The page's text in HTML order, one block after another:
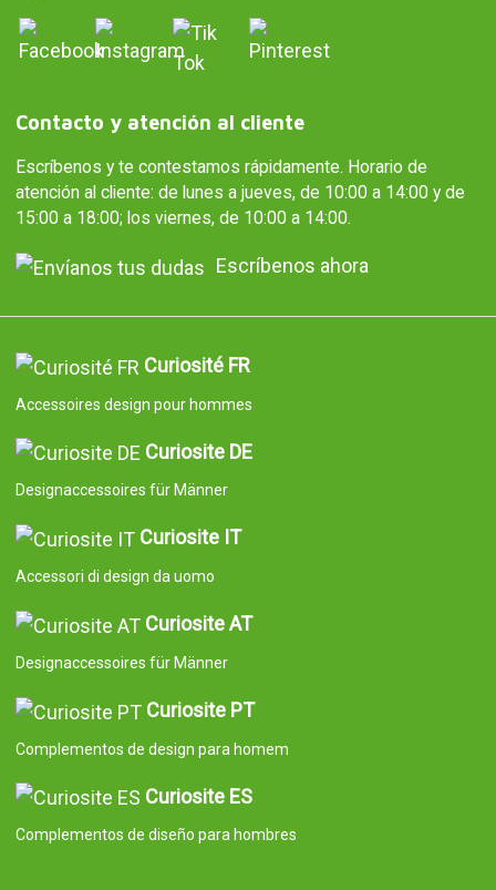
Contacto y atención al cliente
Escríbenos y te contestamos rápidamente. Horario de
atención al cliente: de lunes a jueves, de 10:00 a 14:00 y de
15:00 a 18:00; los viernes, de 10:00 a 14:00.
Escríbenos ahora
Curiosité FR
Accessoires design pour hommes
Curiosite DE
Designaccessoires für Männer
Curiosite IT
Accessori di design da uomo
Curiosite AT
Designaccessoires für Männer
Curiosite PT
Complementos de design para homem
Curiosite ES
Complementos de diseño para hombres